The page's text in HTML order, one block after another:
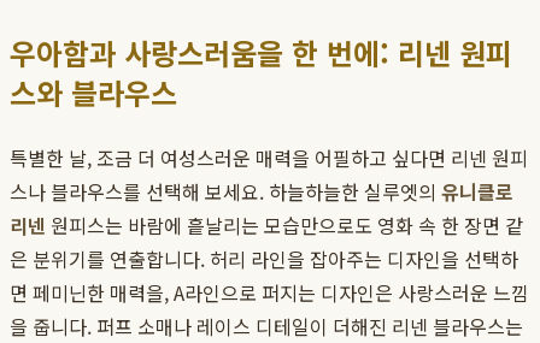
우아함과 사랑스러움을 한 번에: 리넨 원피
스와 블라우스
특별한 날, 조금 더 여성스러운 매력을 어필하고 싶다면 리넨 원피
스나 블라우스를 선택해 보세요. 하늘하늘한 실루엣의 유니클로
리넨 원피스는 바람에 흩날리는 모습만으로도 영화 속 한 장면 같
은 분위기를 연출합니다. 허리 라인을 잡아주는 디자인을 선택하
면 페미닌한 매력을, A라인으로 퍼지는 디자인은 사랑스러운 느낌
을 줍니다. 퍼프 소매나 레이스 디테일이 더해진 리넨 블라우스는